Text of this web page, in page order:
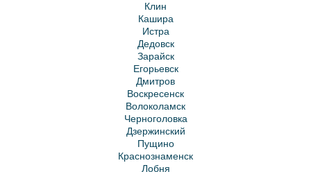
Клин
Кашира
Истра
Дедовск
Зарайск
Егорьевск
Дмитров
Воскресенск
Волоколамск
Черноголовка
Дзержинский
Пущино
Краснознаменск
Лобня